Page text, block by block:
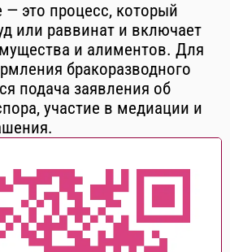
— это процесс, который
или раввинат и включает
и алиментов. Для
бракоразводного
подача заявления об
участие в медиации и